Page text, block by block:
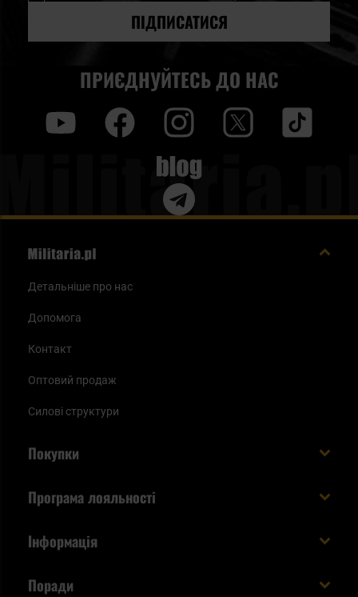
ПІДПИСАТИСЯ
ПРИЄДНУЙТЕСЬ ДО НАС
Blog
Детальніше про нас
Допомога
Контакт
Оптовий продаж
Силові структури
Покупки
Способи оплати
Статус замовлення
Програма лояльності
Увійдіть в систему
Інформація
Поради